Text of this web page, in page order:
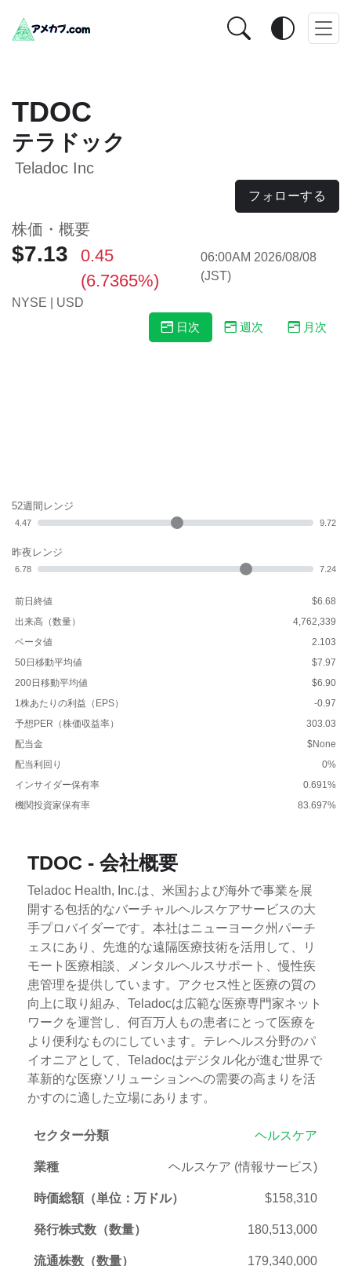
TDOC
テラドック
Teladoc Inc
フォローする
株価・概要
$7.13
0.45
(6.7365%)
06:00AM 2026/08/08
(JST)
NYSE | USD
日次
週次 月次
52週間レンジ
4.47 9.72
昨夜レンジ
6.78 7.24
前日終値
$6.68
出来高（数量）
4,762,339
ベータ値
2.103
50日移動平均値
$7.97
200日移動平均値
$6.90
1株あたりの利益（EPS）
-0.97
予想PER（株価収益率）
303.03
配当金
$None
配当利回り
0%
インサイダー保有率
0.691%
機関投資家保有率
83.697%
TDOC - 会社概要
Teladoc Health, Inc.は、米国および海外で事業を展
開する包括的なバーチャルヘルスケアサービスの大
手プロバイダーです。本社はニューヨーク州パーチ
ェスにあり、先進的な遠隔医療技術を活用して、リ
モート医療相談、メンタルヘルスサポート、慢性疾
患管理を提供しています。アクセス性と医療の質の
向上に取り組み、Teladocは広範な医療専門家ネット
ワークを運営し、何百万人もの患者にとって医療を
より便利なものにしています。テレヘルス分野のパ
イオニアとして、Teladocはデジタル化が進む世界で
革新的な医療ソリューションへの需要の高まりを活
かすのに適した立場にあります。
セクター分類 ヘルスケア
業種 ヘルスケア (情報サービス)
時価総額（単位：万ドル） $158,310
発行株式数（数量） 180,513,000
流通株数（数量） 179,340,000